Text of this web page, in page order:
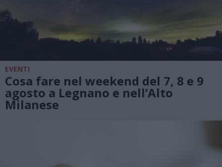
EVENTI
Cosa fare nel weekend del 7, 8 e 9
agosto a Legnano e nell’Alto
Milanese